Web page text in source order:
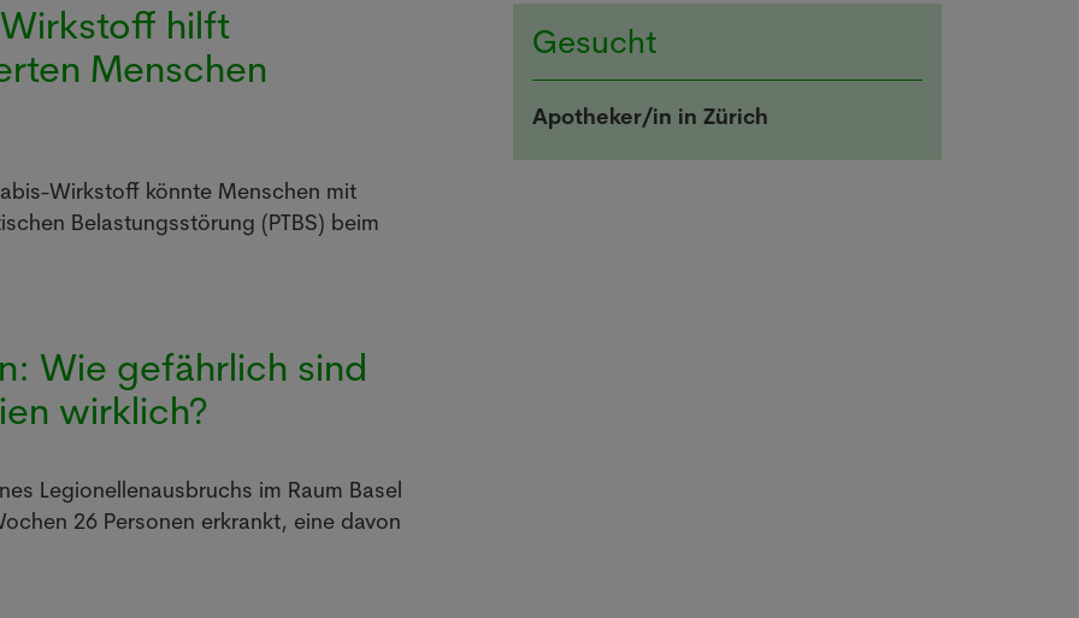
hilft
Menschen
Wirkstoff könnte Menschen mit
Belastungsstörung (PTBS) beim
Wie gefährlich sind
wirklich?
Legionellenausbruchs im Raum Basel
26 Personen erkrankt, eine davon
Gesucht
Apotheker/in in Zürich